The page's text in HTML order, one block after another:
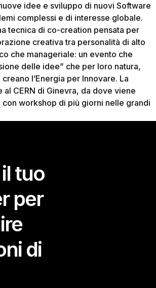
idee e sviluppo di nuovi Software
complessi e di interesse globale.
tecnica di co-creation pensata per
creativa tra personalità di alto
che manageriale: un evento che
delle idee” che per loro natura,
l’Energia per Innovare. La
CERN di Ginevra, da dove viene
workshop di più giorni nelle grandi
tuo
per
di